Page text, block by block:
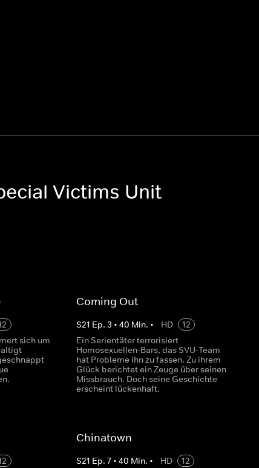
Victims Unit
sich um
Coming Out
S21 Ep. 3 • 40 Min. • HD
12
Ein Serientäter terrorisiert
Homosexuellen-Bars, das SVU-Team
hat Probleme ihn zu fassen. Zu ihrem
Glück berichtet ein Zeuge über seinen
Missbrauch. Doch seine Geschichte
erscheint lückenhaft.
Chinatown
S21 Ep. 7• 40 Min. • HD
12